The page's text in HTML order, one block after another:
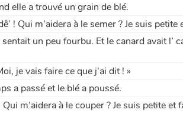
elle a trouvé un grain de blé.
! Qui m’aidera à le semer ? Je suis petite
un peu fourbu. Et le canard avait l’
je vais faire ce que j’ai dit ! »
a passé et le blé a poussé.
m’aidera à le couper ? Je suis petite et